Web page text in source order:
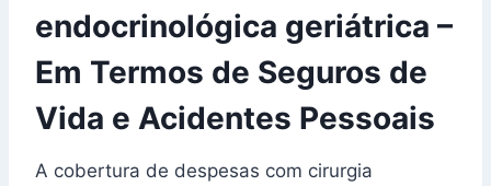
endocrinológica geriátrica –
Em Termos de Seguros de
Vida e Acidentes Pessoais
A cobertura de despesas com cirurgia